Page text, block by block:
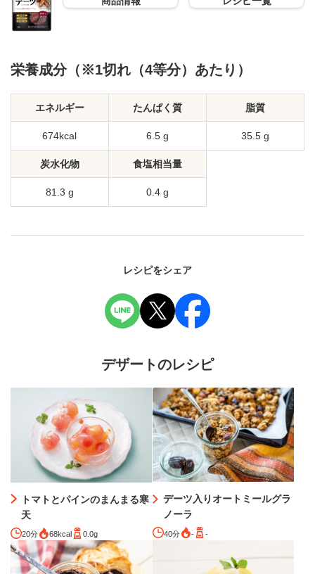
栄養成分（※1切れ（4等分）あたり）
エネルギー
674kcal
たんぱく質
6.5 g
脂質
35.5 g
炭水化物
81.3 g
食塩相当量
0.4 g
レシピをシェア
デザートのレシピ
トマトとパインのまんまる寒
天
20分 68kcal 0.0g
デーツ入りオートミールグラ
ノーラ
40分 - -